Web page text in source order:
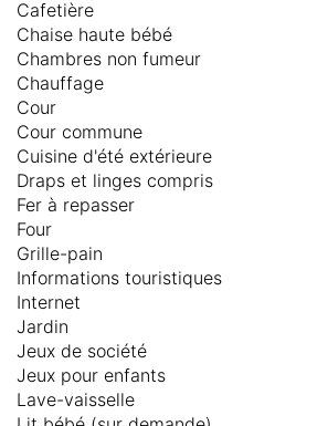
Cafetière
Chaise haute bébé
Chambres non fumeur
Chauffage
Cour
Cour commune
Cuisine d'été extérieure
Draps et linges compris
Fer à repasser
Four
Grille-pain
Informations touristiques
Internet
Jardin
Jeux de société
Jeux pour enfants
Lave-vaisselle